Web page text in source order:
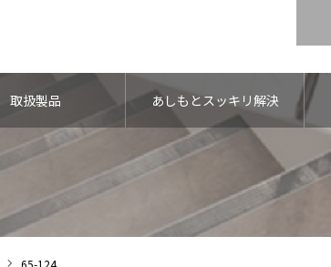
取扱製品 あしもとスッキリ解決
65-124